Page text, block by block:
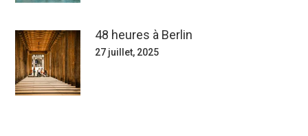
48 heures à Berlin
27 juillet, 2025